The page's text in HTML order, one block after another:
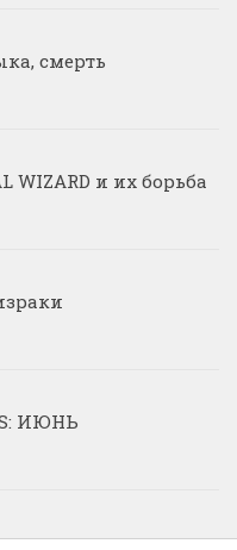
смерть
WIZARD и их борьба
ИЮНЬ